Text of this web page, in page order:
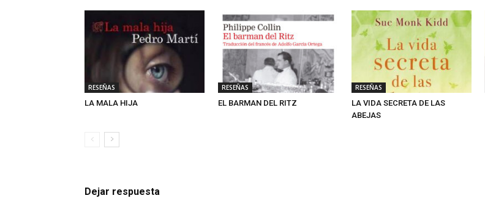
RESEÑAS
LA MALA HIJA
RESEÑAS
EL BARMAN DEL RITZ
RESEÑAS
LA VIDA SECRETA DE LAS
ABEJAS
Dejar respuesta